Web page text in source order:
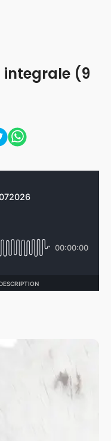
integrale (9